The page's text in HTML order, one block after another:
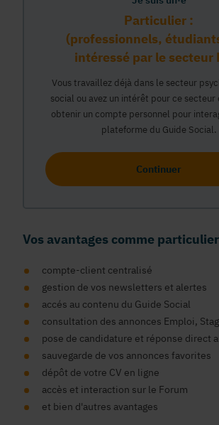
Particulier :
(professionnels,
intéressé par le secteur
Vous travaillez déjà dans le secteur
social ou avez un intérêt pour ce secteur
obtenir un compte personnel pour
plateforme du Guide Social.
Continuer
Vos avantages comme
compte-client centralisé
gestion de vos newsletters et alertes
accés au contenu du Guide Social
consultation des annonces Emploi,
pose de candidature et réponse direct
sauvegarde de vos annonces favorites
dépôt de votre CV en ligne
accès et interaction sur le Forum
et bien d'autres avantages